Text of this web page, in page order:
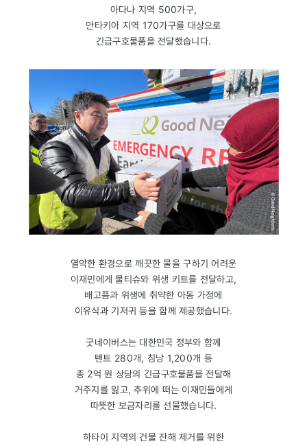
아다나 지역 500가구,
안타키아 지역 170가구를 대상으로
긴급구호물품을 전달했습니다.
열악한 환경으로 깨끗한 물을 구하기 어려운
이재민에게 물티슈와 위생 키트를 전달하고,
배고픔과 위생에 취약한 아동 가정에
이유식과 기저귀 등을 함께 제공했습니다.
굿네이버스는 대한민국 정부와 함께
텐트 280개, 침낭 1,200개 등
총 2억 원 상당의 긴급구호물품을 전달해
거주지를 잃고, 추위에 떠는 이재민들에게
따뜻한 보금자리를 선물했습니다.
하타이 지역의 건물 잔해 제거를 위한